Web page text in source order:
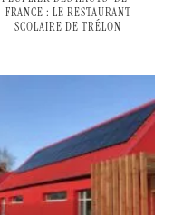
FRANCE : LE RESTAURANT
SCOLAIRE DE TRÉLON